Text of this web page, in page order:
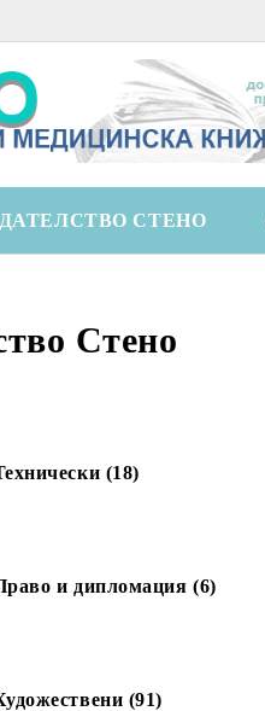
СТЕНО
Стено
(18)
и дипломация (6)
(91)